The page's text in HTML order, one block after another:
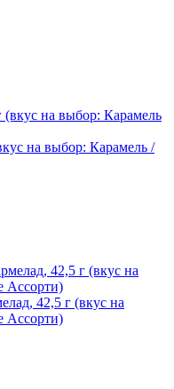
на выбор: Карамель /
42,5 г (вкус на
Ассорти)